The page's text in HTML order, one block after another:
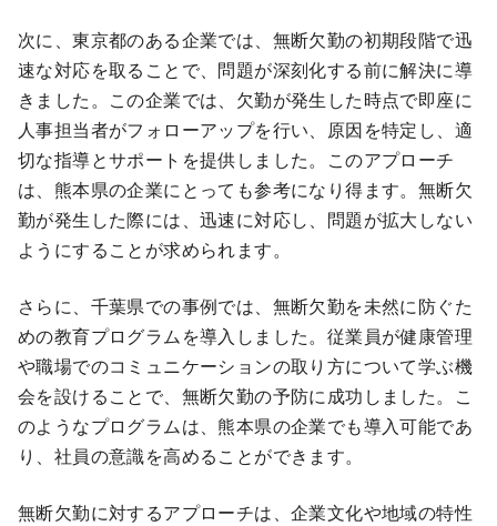
次に、東京都のある企業では、無断欠勤の初期段階で迅
速な対応を取ることで、問題が深刻化する前に解決に導
きました。この企業では、欠勤が発生した時点で即座に
人事担当者がフォローアップを行い、原因を特定し、適
切な指導とサポートを提供しました。このアプローチ
は、熊本県の企業にとっても参考になり得ます。無断欠
勤が発生した際には、迅速に対応し、問題が拡大しない
ようにすることが求められます。
さらに、千葉県での事例では、無断欠勤を未然に防ぐた
めの教育プログラムを導入しました。従業員が健康管理
や職場でのコミュニケーションの取り方について学ぶ機
会を設けることで、無断欠勤の予防に成功しました。こ
のようなプログラムは、熊本県の企業でも導入可能であ
り、社員の意識を高めることができます。
無断欠勤に対するアプローチは、企業文化や地域の特性